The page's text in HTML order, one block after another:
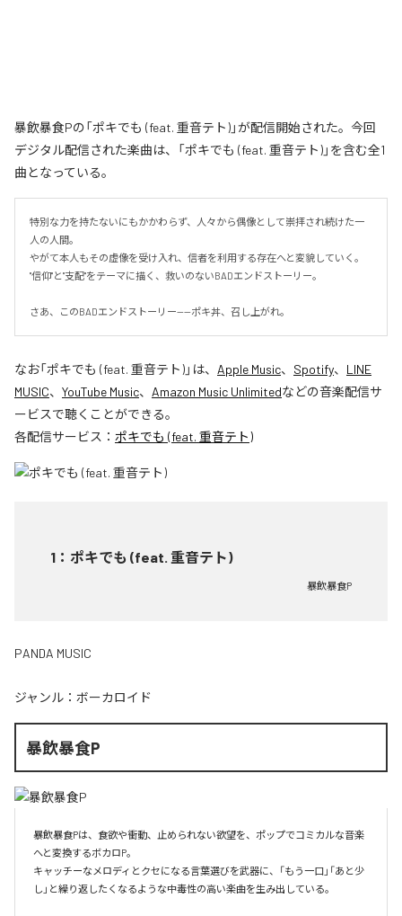
暴飲暴食Pの「ポキでも (feat. 重音テト)」が配信開始された。今回
デジタル配信された楽曲は、「ポキでも (feat. 重音テト)」を含む全1
曲となっている。
特別な力を持たないにもかかわらず、人々から偶像として崇拝され続けた一
人の人間。
やがて本人もその虚像を受け入れ、信者を利用する存在へと変貌していく。
"信仰"と"支配"をテーマに描く、救いのないBADエンドストーリー。
さあ、このBADエンドストーリー——ポキ丼、召し上がれ。
なお「ポキでも (feat. 重音テト)」は、 Apple Music、 Spotify、 LINE
MUSIC、 YouTube Music、 Amazon Music Unlimitedなどの音楽配信サ
ービスで聴くことができる。
各配信サービス： ポキでも (feat. 重音テト)
1 ： ポキでも (feat. 重音テト)
暴飲暴食P
PANDA MUSIC
ジャンル： ボーカロイド
暴飲暴食P
暴飲暴食Pは、食欲や衝動、止められない欲望を、ポップでコミカルな音楽
へと変換するボカロP。
キャッチーなメロディとクセになる言葉選びを武器に、「もう一口」「あと少
し」と繰り返したくなるような中毒性の高い楽曲を生み出している。